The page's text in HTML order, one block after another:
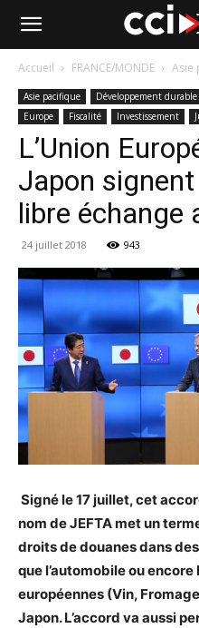
Accueil FRANCE/MONDE Asie
Asie pacifique Développement durable
Europe
Fiscalité Investissement
L’Union
Japon
libre échange
24 juillet 2018 943
Signé le 17 juillet, cet
nom de JEFTA met un
droits de douanes dans
que l’automobile ou
européennes (Vin,
Japon. L’accord va aussi